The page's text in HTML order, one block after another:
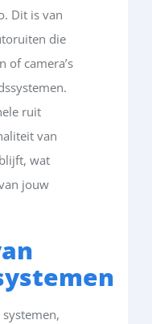
Dit is van
die
of camera’s
.
ruit
van
wat
jouw
systemen,